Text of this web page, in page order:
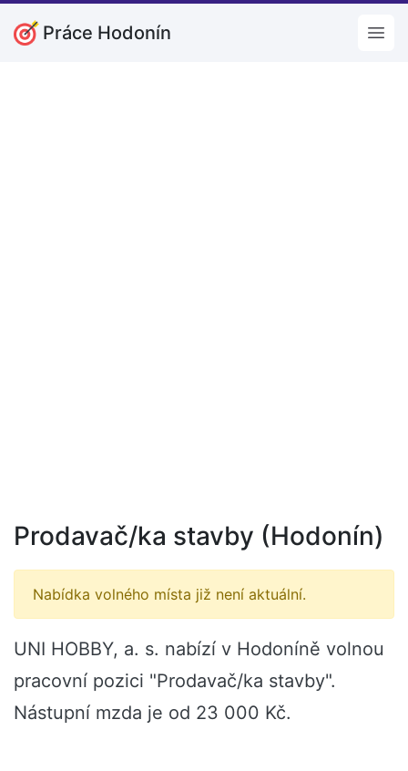
Práce Hodonín
Prodavač/ka stavby (Hodonín)
Nabídka volného místa již není aktuální.
UNI HOBBY, a. s. nabízí v Hodoníně volnou
pracovní pozici "Prodavač/ka stavby".
Nástupní mzda je od 23 000 Kč.